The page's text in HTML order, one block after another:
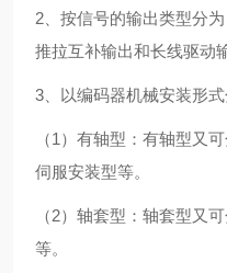
2、按信号的输出类型分
推拉互补输出和长线驱动
3、以编码器机械安装形
（1）有轴型：有轴型又
伺服安装型等。
（2）轴套型：轴套型又
等。